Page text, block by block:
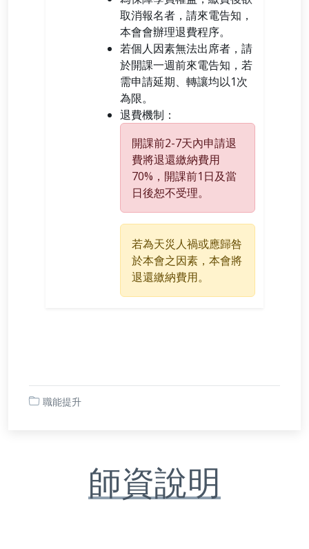
取消報名者，請來電告知，
本會會辦理退費程序。
若個人因素無法出席者，請
於開課一週前來電告知，若
需申請延期、轉讓均以1次
為限。
退費機制：
開課前2-7天內申請退
費將退還繳納費用
70%，開課前1日及當
日後恕不受理。
若為天災人禍或應歸咎
於本會之因素，本會將
退還繳納費用。
職能提升
師資說明